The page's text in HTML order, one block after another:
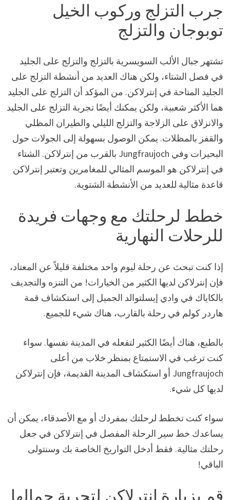
جرب التزلج وركوب الخيل
توبوجان والتزلج
تشتهر جبال الألب السويسرية بالتزلج والتزلج على الجليد
في فصل الشتاء، ولكن هناك العديد من أنشطة التزلج على
الجليد المتاحة في إنترلاكن. من المؤكد أن التزلج على الجليد
هما الأكثر شعبية، ولكن يمكنك أيضًا تجربة التزلج على الجليد
والانزلاق على الزلاجة والتزلج الليلي والطيران المظلي
والقفز بالمظلات. يمكن الوصول بسهولة إلى الجولات حول
البحيرات وفي Jungfraujoch بالقرب من إنترلاكن. الشتاء
في إنترلاكن هو الموسم المثالي للمغامرين وتعتبر إنترلاكن
قاعدة مثالية للعديد من الأنشطة الشتوية.
خطط لرحلتك مع وجهات فريدة
للرحلات النهارية
إذا كنت تبحث عن رحلة ليوم واحد مختلفة قليلاً عن المعتاد،
فإن إنترلاكن لديها الكثير من الخيارات! من التنزه والتجديف
بالكاياك في وادي إيسلتوالد الجميل إلى استكشاف قمة
هاردر كولم في رحلة بالقارب، هناك شيء للجميع.
بالطبع، هناك أيضًا الكثير لتفعله في المدينة نفسها. سواء
كنت ترغب في الاستمتاع بمنظر خلاب من أعلى
Jungfraujoch أو استكشاف المدينة القديمة، فإن إنترلاكن
لديها كل شيء.
سواء كنت تخطط لرحلتك بمفردك أو مع الأصدقاء، يمكن أن
يساعدك خط سير الرحلة المفصل في إنترلاكن في جعل
رحلتك مثالية. فقط أدخل التواريخ الخاصة بك وسنتولى
الباقي!
قم بزيارة إنترلاكن لتجربة جمالها